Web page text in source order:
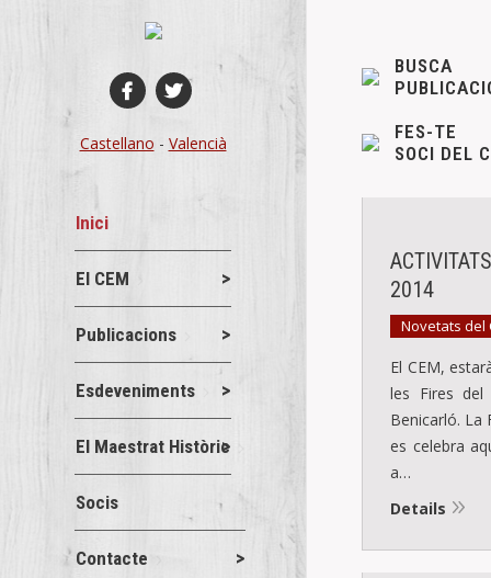
Castellano - Valencià
Inici
El CEM
Publicacions
Esdeveniments
El Maestrat Històric
Socis
Contacte
BUSCA
FES-TE
SOCI DEL
2014
Novetats del
El CEM,
les Fires
Benicarló. La
es celebra
a…
Details